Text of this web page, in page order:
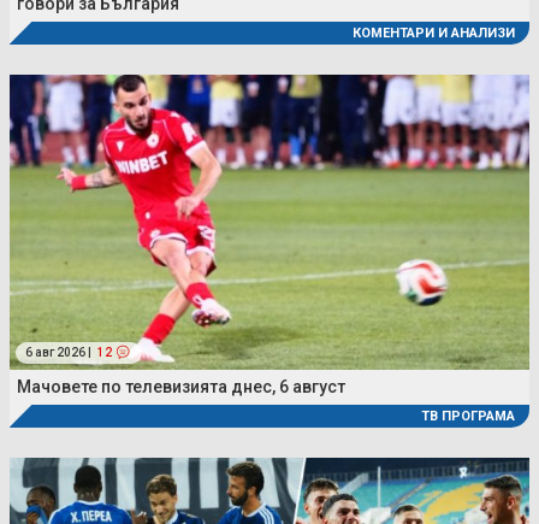
КОМЕНТАРИ И АНАЛИЗИ
6 авг 2026 | 12
Мачовете по телевизията днес, 6 август
ТВ ПРОГРАМА